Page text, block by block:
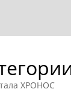
ХРОНОС